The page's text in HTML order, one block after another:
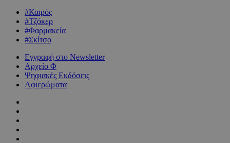
#Καιρός
#Τζόκερ
#Φαρμακεία
#Σκίτσο
Εγγραφή στο Newsletter
Αρχείο Φ
Ψηφιακές Εκδόσεις
Αφιερώματα